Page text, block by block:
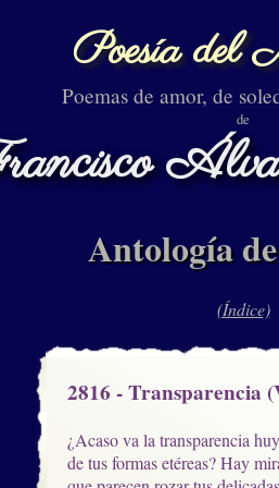
Poesía del
Poemas de amor, de
de
Antología
(Índice)
2816 - Transparencia
¿Acaso va la transparencia
de tus formas etéreas? Hay